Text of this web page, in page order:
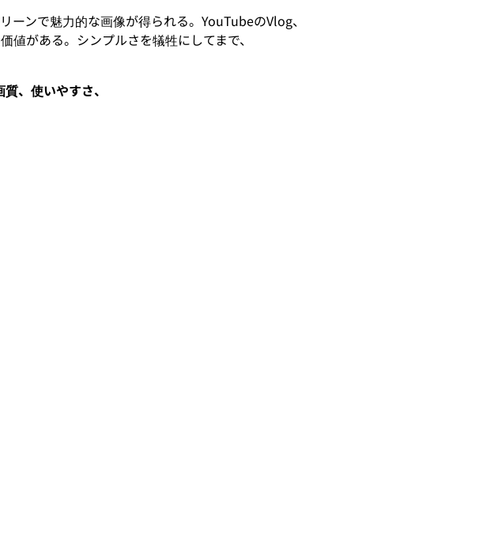
ンで魅力的な画像が得られる。YouTubeのVlog、
がある。シンプルさを犠牲にしてまで、
質、使いやすさ、